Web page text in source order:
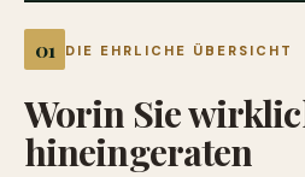
DIE EHRLICHE ÜBERSICHT
Worin Sie
hineingeraten